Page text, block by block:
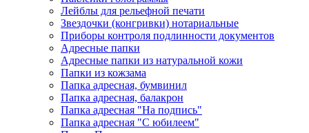
Лейблы для рельефной печати
Звездочки (конгривки) нотариальные
Приборы контроля подлинности документов
Адресные папки
Адресные папки из натуральной кожи
Папки из кожзама
Папка адресная, бумвинил
Папка адресная, балакрон
Папка адресная "На подпись"
Папка адресная "C юбилеем"